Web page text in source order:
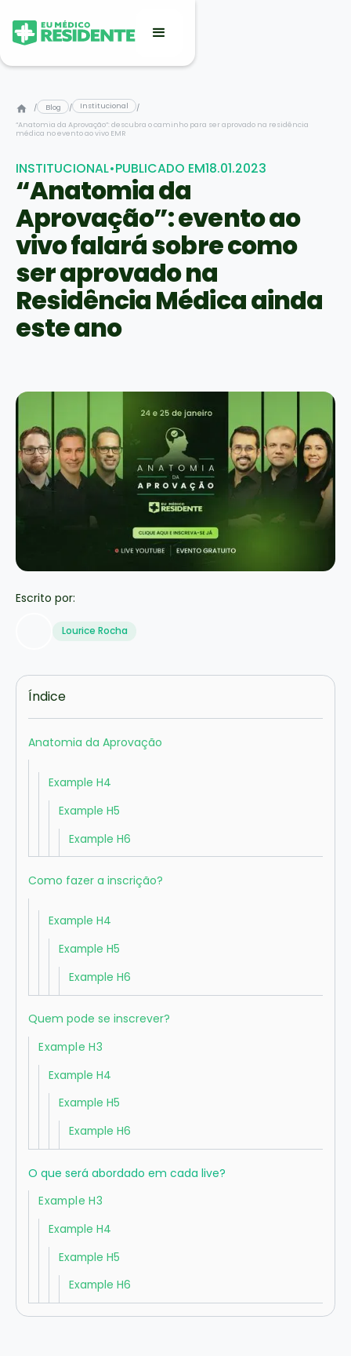
/ Blog / Institucional
/
“Anatomia da Aprovação”: descubra o caminho para ser aprovado na residência
médica no evento ao vivo EMR
INSTITUCIONAL•PUBLICADO EM18.01.2023
“Anatomia da
Aprovação”: evento ao
vivo falará sobre como
ser aprovado na
Residência Médica ainda
este ano
Escrito por:
Lourice Rocha
Índice
Anatomia da Aprovação
Example H4
Example H5
Example H6
Como fazer a inscrição?
Example H4
Example H5
Example H6
Quem pode se inscrever?
Example H3
Example H4
Example H5
Example H6
O que será abordado em cada live?
Example H3
Example H4
Example H5
Example H6